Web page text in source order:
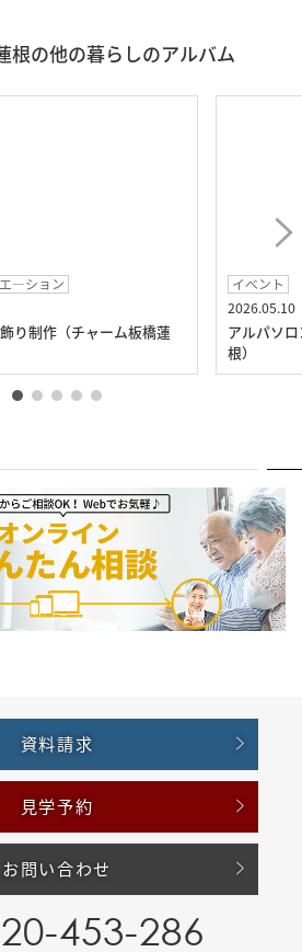
根の他の暮らしのアルバム
―ション
り制作（チャーム板橋蓮
イベント
2026.05.10
アルパソ
根）
資料請求
見学予約
お問い合わせ
453-286